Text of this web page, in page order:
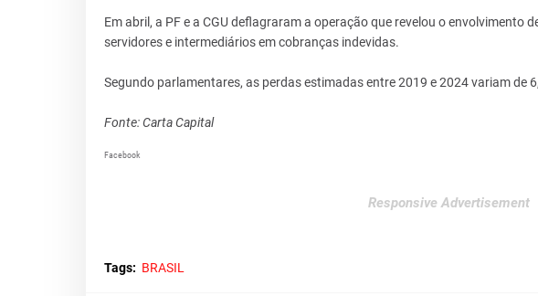
Em abril, a PF e a CGU deflagraram a operação que revelou o envolvimento
servidores e intermediários em cobranças indevidas.
Segundo parlamentares, as perdas estimadas entre 2019 e 2024 variam de
Fonte: Carta Capital
Facebook
Responsive Advertisement
Tags: BRASIL